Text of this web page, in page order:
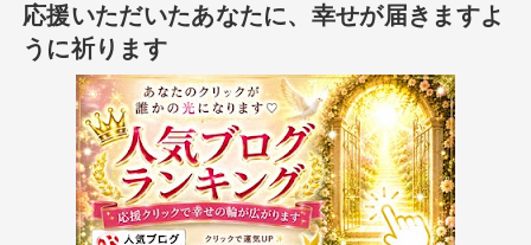
応援いただいたあなたに、幸せが届きますよ
うに祈ります